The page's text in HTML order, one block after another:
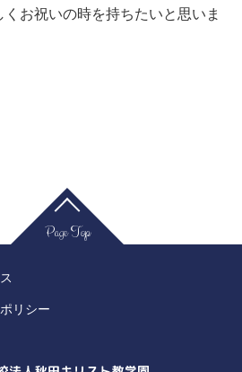
お祝いの時を持ちたいと思いま
Page Top
リシー